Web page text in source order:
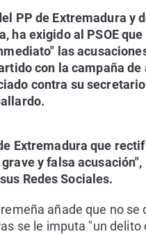
PP de Extremadura y
ha exigido al PSOE que
las
con la campaña de
contra su secretario
Extremadura que
y falsa acusación",
Redes Sociales.
añade que no se
se le imputa "un delito